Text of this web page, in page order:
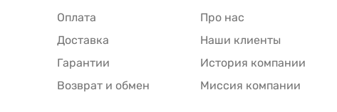
Оплата
Доставка
Гарантии
Возврат и обмен
Про нас
Наши клиенты
История компании
Миссия компании